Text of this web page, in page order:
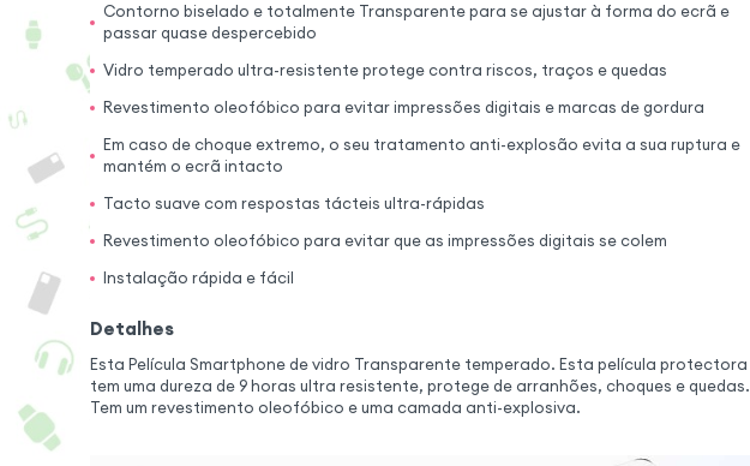
Contorno biselado e totalmente Transparente para se ajustar à forma do ecrã e
passar quase despercebido
Vidro temperado ultra-resistente protege contra riscos, traços e quedas
Revestimento oleofóbico para evitar impressões digitais e marcas de gordura
Em caso de choque extremo, o seu tratamento anti-explosão evita a sua ruptura e
mantém o ecrã intacto
Tacto suave com respostas tácteis ultra-rápidas
Revestimento oleofóbico para evitar que as impressões digitais se colem
Instalação rápida e fácil
Detalhes
Esta Película Smartphone de vidro Transparente temperado. Esta película protectora
tem uma dureza de 9 horas ultra resistente, protege de arranhões, choques e quedas.
Tem um revestimento oleofóbico e uma camada anti-explosiva.